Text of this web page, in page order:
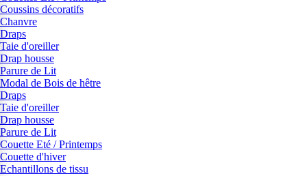
Coussins décoratifs
Chanvre
Draps
Taie d'oreiller
Drap housse
Parure de Lit
Modal de Bois de hêtre
Draps
Taie d'oreiller
Drap housse
Parure de Lit
Couette Eté / Printemps
Couette d'hiver
Echantillons de tissu